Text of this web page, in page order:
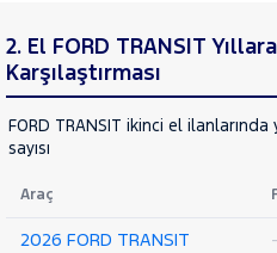
16+1
Minibüs
Tek
Teker
Minibüs
2. El FORD TRANSIT
Karşılaştırması
FORD TRANSIT ikinci el
sayısı
Araç
2026 FORD TRANSIT